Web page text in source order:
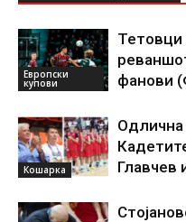
Европски
купови
Тетовци
фанови
Кошарка
Одлична